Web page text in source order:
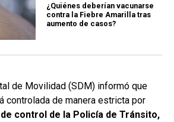
¿Quiénes deberían vacunarse
contra la Fiebre Amarilla tras
aumento de casos?
de Movilidad (SDM) informó que
controlada de manera estricta por
control de la Policía de Tránsito,